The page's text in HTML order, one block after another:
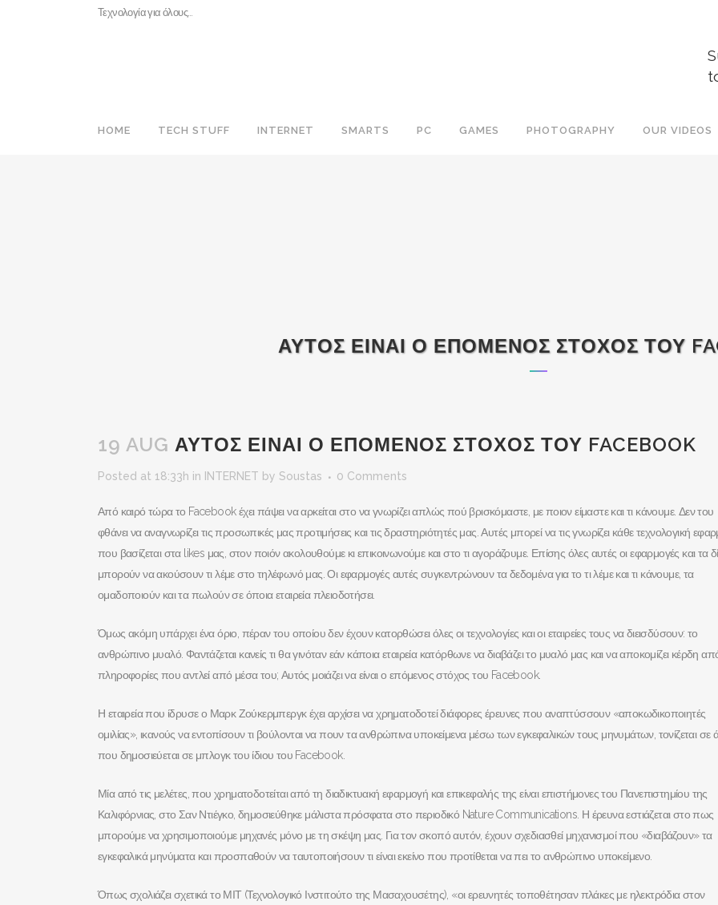
Τεχνολογία για όλους…
HOME TECH STUFF INTERNET SMARTS PC GAMES PHOTOGRAPHY OUR VIDEOS
ΑΥΤΟΣ ΕΙΝΑΙ Ο ΕΠΟΜΕΝΟΣ ΣΤΟΧΟΣ ΤΟΥ
19 AUG ΑΥΤΟΣ ΕΙΝΑΙ Ο ΕΠΟΜΕΝΟΣ ΣΤΟΧΟΣ ΤΟΥ FACEBOOK
Posted at 18:33h in INTERNET by Soustas 0 Comments
Από καιρό τώρα το Facebook έχει πάψει να αρκείται στο να γνωρίζει απλώς πού βρισκόμαστε, με ποιον είμαστε και τι κάνουμε. Δεν του
φθάνει να αναγνωρίζει τις προσωπικές μας προτιμήσεις και τις δραστηριότητές μας. Αυτές μπορεί να τις γνωρίζει κάθε τεχνολογική
που βασίζεται στα likes μας, στον ποιόν ακολουθούμε κι επικοινωνούμε και στο τι αγοράζουμε. Επίσης όλες αυτές οι εφαρμογές και τα
μπορούν να ακούσουν τι λέμε στο τηλέφωνό μας. Οι εφαρμογές αυτές συγκεντρώνουν τα δεδομένα για το τι λέμε και τι κάνουμε, τα
ομαδοποιούν και τα πωλούν σε όποια εταιρεία πλειοδοτήσει.
Όμως ακόμη υπάρχει ένα όριο, πέραν του οποίου δεν έχουν κατορθώσει όλες οι τεχνολογίες και οι εταιρείες τους να διεισδύσουν: το
ανθρώπινο μυαλό. Φαντάζεται κανείς τι θα γινόταν εάν κάποια εταιρεία κατόρθωνε να διαβάζει το μυαλό μας και να αποκομίζει κέρδη
πληροφορίες που αντλεί από μέσα του; Αυτός μοιάζει να είναι ο επόμενος στόχος του Facebook.
Η εταιρεία που ίδρυσε ο Μαρκ Ζούκερμπεργκ έχει αρχίσει να χρηματοδοτεί διάφορες έρευνες που αναπτύσσουν «αποκωδικοποιητές
ομιλίας», ικανούς να εντοπίσουν τι βούλονται να πουν τα ανθρώπινα υποκείμενα μέσω των εγκεφαλικών τους μηνυμάτων, τονίζεται σε
που δημοσιεύεται σε μπλογκ του ίδιου του Facebook.
Μία από τις μελέτες, που χρηματοδοτείται από τη διαδικτυακή εφαρμογή και επικεφαλής της είναι επιστήμονες του Πανεπιστημίου της
Καλιφόρνιας, στο Σαν Ντιέγκο, δημοσιεύθηκε μάλιστα πρόσφατα στο περιοδικό Nature Communications. Η έρευνα εστιάζεται στο πως
μπορούμε να χρησιμοποιούμε μηχανές μόνο με τη σκέψη μας. Για τον σκοπό αυτόν, έχουν σχεδιασθεί μηχανισμοί που «διαβάζουν» τα
εγκεφαλικά μηνύματα και προσπαθούν να ταυτοποιήσουν τι είναι εκείνο που προτίθεται να πει το ανθρώπινο υποκείμενο.
Όπως σχολιάζει σχετικά το ΜΙΤ (Τεχνολογικό Ινστιτούτο της Μασαχουσέτης), «οι ερευνητές τοποθέτησαν πλάκες με ηλεκτρόδια στον